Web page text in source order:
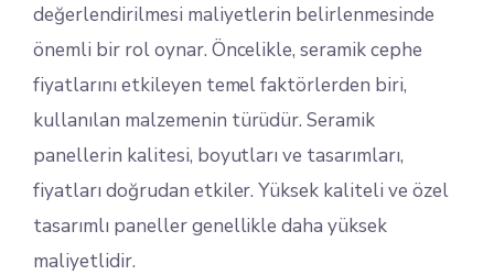
değerlendirilmesi maliyetlerin belirlenmesinde
önemli bir rol oynar. Öncelikle, seramik cephe
fiyatlarını etkileyen temel faktörlerden biri,
kullanılan malzemenin türüdür. Seramik
panellerin kalitesi, boyutları ve tasarımları,
fiyatları doğrudan etkiler. Yüksek kaliteli ve özel
tasarımlı paneller genellikle daha yüksek
maliyetlidir.